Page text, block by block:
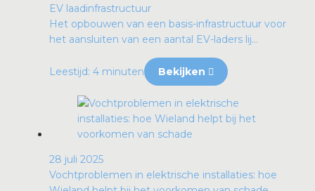
EV laadinfrastructuur
Het opbouwen van een basis-infrastructuur voor
het aansluiten van een aantal EV-laders lij...
Leestijd: 4 minuten Bekijken
28 juli 2025
Vochtproblemen in elektrische installaties: hoe